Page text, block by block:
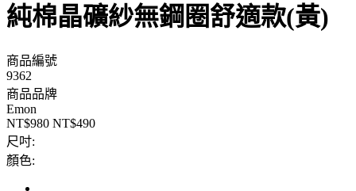
純棉晶礦紗無鋼圈舒適款(黃)
商品編號
9362
商品品牌
Emon
NT$980 NT$490
尺吋:
顏色: